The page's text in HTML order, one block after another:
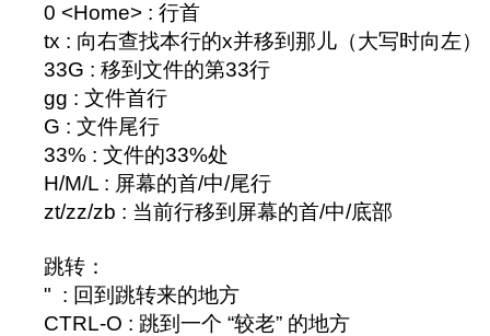
0 <Home> : 行首
tx : 向右查找本行的x并移到那儿（大写时向左）
33G : 移到文件的第33行
gg : 文件首行
G : 文件尾行
33% : 文件的33%处
H/M/L : 屏幕的首/中/尾行
zt/zz/zb : 当前行移到屏幕的首/中/底部
跳转：
" : 回到跳转来的地方
CTRL-O : 跳到一个 “较老” 的地方